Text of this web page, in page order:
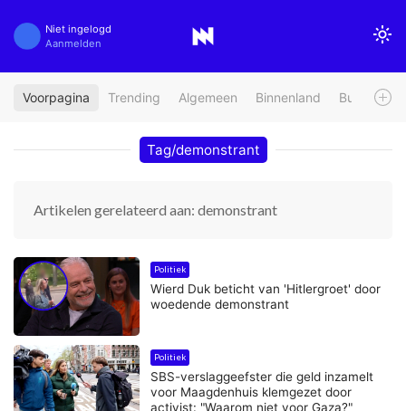
Niet ingelogd
Aanmelden
Voorpagina Trending Algemeen Binnenland Buitenland
Tag/demonstrant
Artikelen gerelateerd aan: demonstrant
Politiek
Wierd Duk beticht van 'Hitlergroet' door
woedende demonstrant
Politiek
SBS-verslaggeefster die geld inzamelt
voor Maagdenhuis klemgezet door
activist: "Waarom niet voor Gaza?"